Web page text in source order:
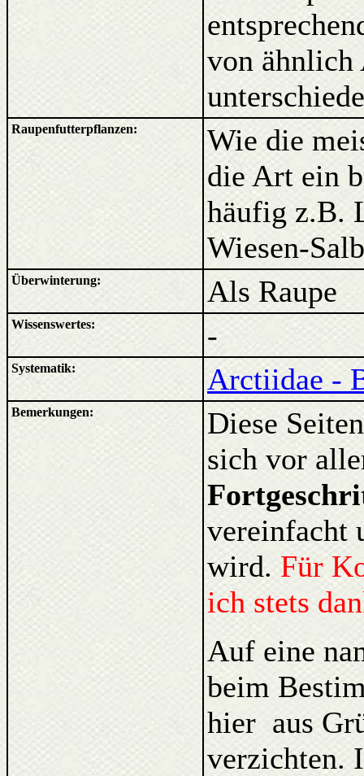
von
Raupenfutterpflanzen:
Wie die
die Art ein
häufig z.B.
Wiesen-
Überwinterung: Als Raupe
Wissenswertes: -
Systematik: Arctiidae -
Bemerkungen:
Diese
sich vor
vereinfacht
wird. Für
ich stets
Auf eine
beim
hier aus
verzichten.